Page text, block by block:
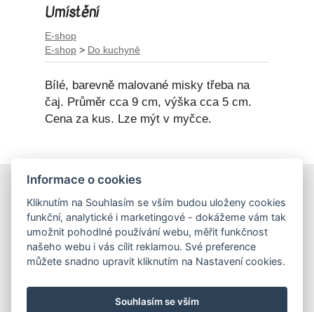
Umístění
E-shop
E-shop > Do kuchyně
Bílé, barevně malované misky třeba na
čaj. Průměr cca 9 cm, výška cca 5 cm.
Cena za kus. Lze mýt v myčce.
Obchodní podmínky
Podmínky ochrany osobních údajů
Hrnečky
Ateliér Hrnečky
Informace o cookies
Kliknutím na Souhlasím se vším budou uloženy cookies
funkční, analytické i marketingové - dokážeme vám tak
umožnit pohodlné používání webu, měřit funkčnost
našeho webu i vás cílit reklamou. Své preference
můžete snadno upravit kliknutím na Nastavení cookies.
Souhlasím se vším